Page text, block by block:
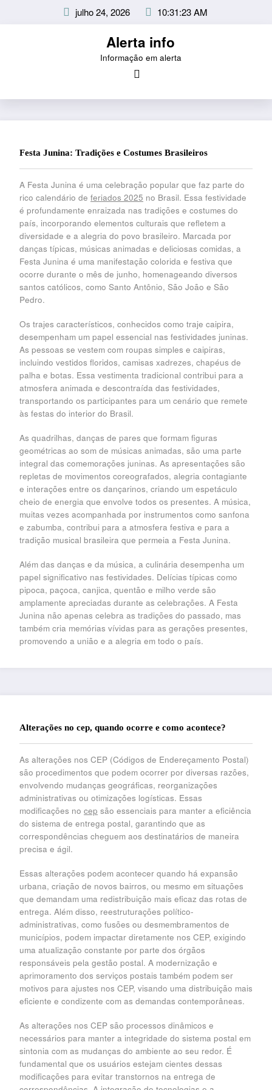
julho 24, 2026 10:31:23 AM
Alerta info
Informação em alerta
Festa Junina: Tradições e Costumes Brasileiros
A Festa Junina é uma celebração popular que faz parte do
rico calendário de feriados 2025 no Brasil. Essa festividade
é profundamente enraizada nas tradições e costumes do
país, incorporando elementos culturais que refletem a
diversidade e a alegria do povo brasileiro. Marcada por
danças típicas, músicas animadas e deliciosas comidas, a
Festa Junina é uma manifestação colorida e festiva que
ocorre durante o mês de junho, homenageando diversos
santos católicos, como Santo Antônio, São João e São
Pedro.
Os trajes característicos, conhecidos como traje caipira,
desempenham um papel essencial nas festividades juninas.
As pessoas se vestem com roupas simples e caipiras,
incluindo vestidos floridos, camisas xadrezes, chapéus de
palha e botas. Essa vestimenta tradicional contribui para a
atmosfera animada e descontraída das festividades,
transportando os participantes para um cenário que remete
às festas do interior do Brasil.
As quadrilhas, danças de pares que formam figuras
geométricas ao som de músicas animadas, são uma parte
integral das comemorações juninas. As apresentações são
repletas de movimentos coreografados, alegria contagiante
e interações entre os dançarinos, criando um espetáculo
cheio de energia que envolve todos os presentes. A música,
muitas vezes acompanhada por instrumentos como sanfona
e zabumba, contribui para a atmosfera festiva e para a
tradição musical brasileira que permeia a Festa Junina.
Além das danças e da música, a culinária desempenha um
papel significativo nas festividades. Delícias típicas como
pipoca, paçoca, canjica, quentão e milho verde são
amplamente apreciadas durante as celebrações. A Festa
Junina não apenas celebra as tradições do passado, mas
também cria memórias vívidas para as gerações presentes,
promovendo a união e a alegria em todo o país.
Alterações no cep, quando ocorre e como acontece?
As alterações nos CEP (Códigos de Endereçamento Postal)
são procedimentos que podem ocorrer por diversas razões,
envolvendo mudanças geográficas, reorganizações
administrativas ou otimizações logísticas. Essas
modificações no cep são essenciais para manter a eficiência
do sistema de entrega postal, garantindo que as
correspondências cheguem aos destinatários de maneira
precisa e ágil.
Essas alterações podem acontecer quando há expansão
urbana, criação de novos bairros, ou mesmo em situações
que demandam uma redistribuição mais eficaz das rotas de
entrega. Além disso, reestruturações político-
administrativas, como fusões ou desmembramentos de
municípios, podem impactar diretamente nos CEP, exigindo
uma atualização constante por parte dos órgãos
responsáveis pela gestão postal. A modernização e
aprimoramento dos serviços postais também podem ser
motivos para ajustes nos CEP, visando uma distribuição mais
eficiente e condizente com as demandas contemporâneas.
As alterações nos CEP são processos dinâmicos e
necessários para manter a integridade do sistema postal em
sintonia com as mudanças do ambiente ao seu redor. É
fundamental que os usuários estejam cientes dessas
modificações para evitar transtornos na entrega de